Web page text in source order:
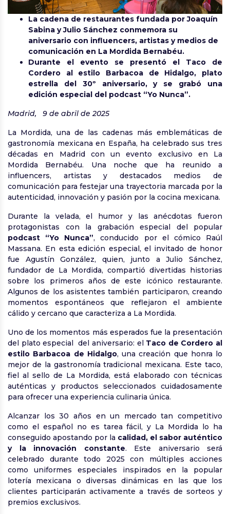
La cadena de restaurantes fundada por Joaquín
Sabina y Julio Sánchez conmemora su
aniversario con influencers, artistas y medios de
comunicación en La Mordida Bernabéu.
Durante el evento se presentó el Taco de
Cordero al estilo Barbacoa de Hidalgo, plato
estrella del 30º aniversario, y se grabó una
edición especial del podcast “Yo Nunca”.
Madrid, 9 de abril de 2025
La Mordida, una de las cadenas más emblemáticas de
gastronomía mexicana en España, ha celebrado sus tres
décadas en Madrid con un evento exclusivo en La
Mordida Bernabéu. Una noche que ha reunido a
influencers, artistas y destacados medios de
comunicación para festejar una trayectoria marcada por la
autenticidad, innovación y pasión por la cocina mexicana.
Durante la velada, el humor y las anécdotas fueron
protagonistas con la grabación especial del popular
podcast “Yo Nunca”, conducido por el cómico Raúl
Massana. En esta edición especial, el invitado de honor
fue Agustín González, quien, junto a Julio Sánchez,
fundador de La Mordida, compartió divertidas historias
sobre los primeros años de este icónico restaurante.
Algunos de los asistentes también participaron, creando
momentos espontáneos que reflejaron el ambiente
cálido y cercano que caracteriza a La Mordida.
Uno de los momentos más esperados fue la presentación
del plato especial del aniversario: el Taco de Cordero al
estilo Barbacoa de Hidalgo, una creación que honra lo
mejor de la gastronomía tradicional mexicana. Este taco,
fiel al sello de La Mordida, está elaborado con técnicas
auténticas y productos seleccionados cuidadosamente
para ofrecer una experiencia culinaria única.
Alcanzar los 30 años en un mercado tan competitivo
como el español no es tarea fácil, y La Mordida lo ha
conseguido apostando por la calidad, el sabor auténtico
y la innovación constante. Este aniversario será
celebrado durante todo 2025 con múltiples acciones
como uniformes especiales inspirados en la popular
lotería mexicana o diversas dinámicas en las que los
clientes participarán activamente a través de sorteos y
premios exclusivos.